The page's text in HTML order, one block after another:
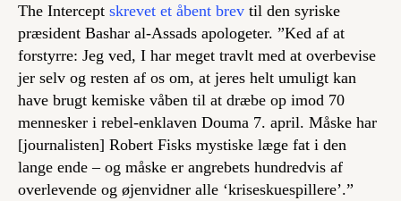
The Intercept skrevet et åbent brev til den syriske
præsident Bashar al-Assads apologeter. ”Ked af at
forstyrre: Jeg ved, I har meget travlt med at overbevise
jer selv og resten af os om, at jeres helt umuligt kan
have brugt kemiske våben til at dræbe op imod 70
mennesker i rebel-enklaven Douma 7. april. Måske har
[journalisten] Robert Fisks mystiske læge fat i den
lange ende – og måske er angrebets hundredvis af
overlevende og øjenvidner alle ‘kriseskuespillere’.”